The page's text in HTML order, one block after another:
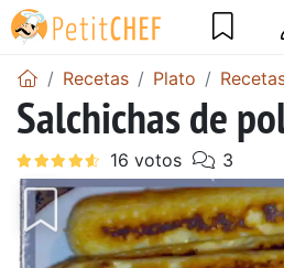
Recetas Plato
Salchichas de